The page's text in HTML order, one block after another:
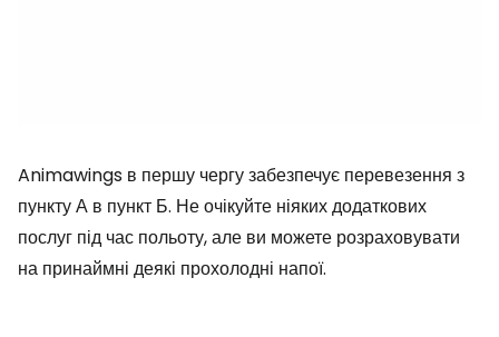
Animawings в першу чергу забезпечує перевезення з
пункту А в пункт Б. Не очікуйте ніяких додаткових
послуг під час польоту, але ви можете розраховувати
на принаймні деякі прохолодні напої.